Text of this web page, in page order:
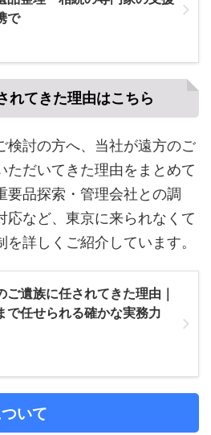
で
れてきた理由はこちら
検討の方へ、当社が遠方のご
ただいてきた理由をまとめて
要品探索・管理会社との調
応など、東京に来られなくて
詳しくご紹介しています。
ご遺族に任されてきた理由｜
で任せられる確かな実務力
いて